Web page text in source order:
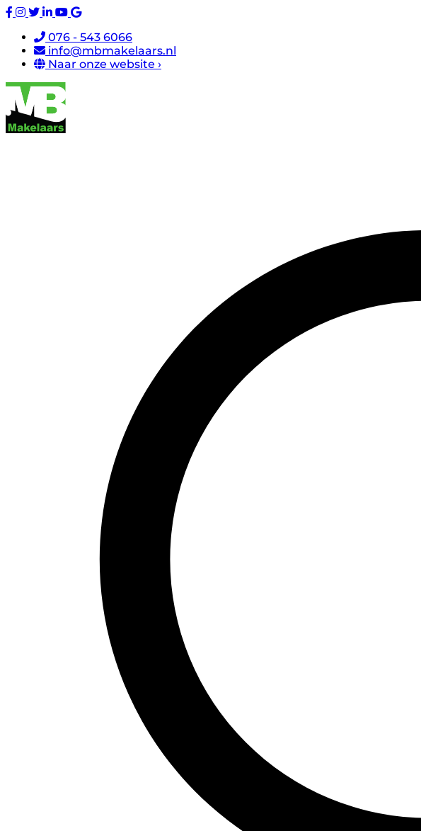
076 - 543 6066
info@mbmakelaars.nl
Naar onze website ›